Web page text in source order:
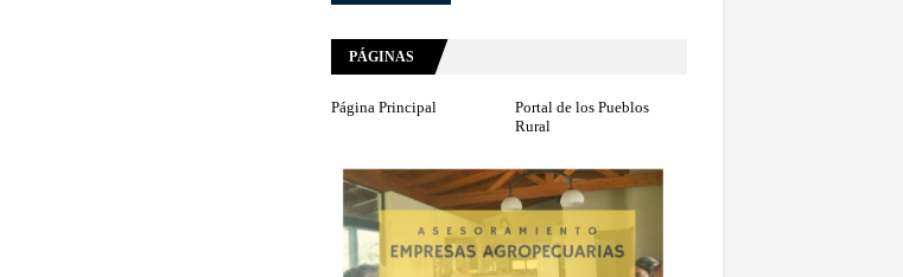
PÁGINAS
Página Principal
Portal de los Pueblos
Rural